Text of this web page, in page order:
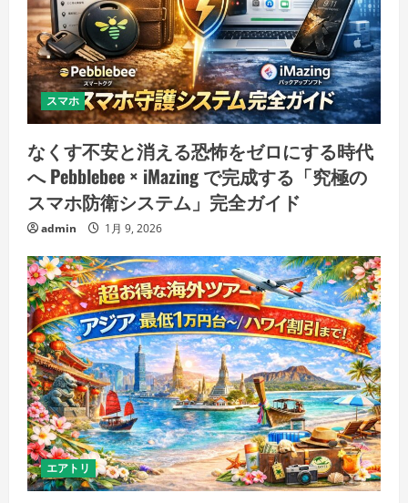
スマホ
なくす不安と消える恐怖をゼロにする時代
へ Pebblebee × iMazing で完成する「究極の
スマホ防衛システム」完全ガイド
admin 1月 9, 2026
エアトリ